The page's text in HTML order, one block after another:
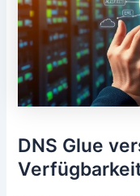
DNS Glue